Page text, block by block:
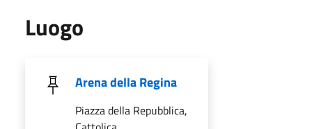
Luogo
Arena della Regina
Piazza della Repubblica,